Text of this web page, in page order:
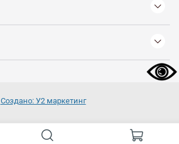
Создано: У2 маркетинг